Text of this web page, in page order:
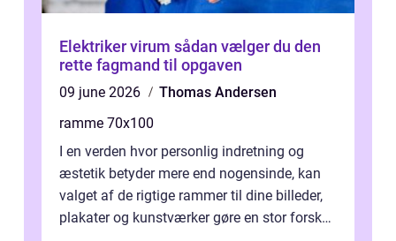
Elektriker virum sådan vælger du den
rette fagmand til opgaven
09 june 2026
Thomas Andersen
ramme 70x100
I en verden hvor personlig indretning og
æstetik betyder mere end nogensinde, kan
valget af de rigtige rammer til dine billeder,
plakater og kunstværker gøre en stor forskel.